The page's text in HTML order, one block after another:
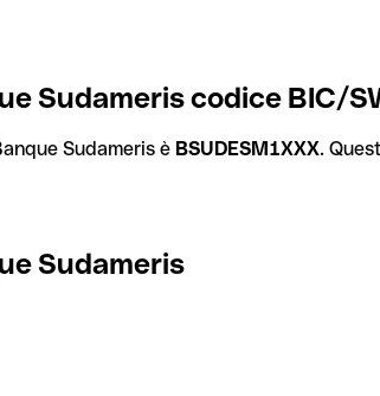
Sudameris codice BIC/
Sudameris è BSUDESM1XXX.
Sudameris